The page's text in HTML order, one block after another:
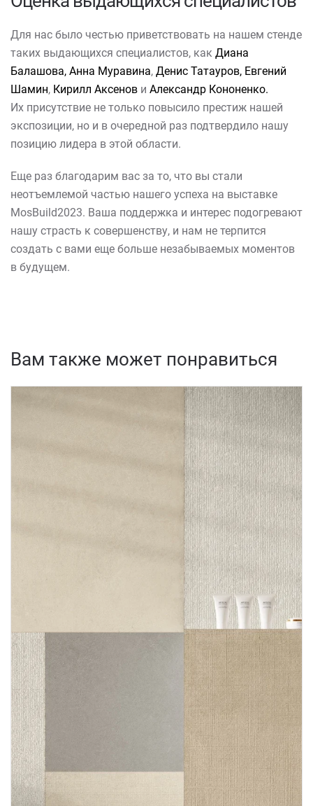
Для нас было честью приветствовать на нашем стенде
таких выдающихся специалистов, как Диана
Балашова, Анна Муравина, Денис Татауров, Евгений
Шамин, Кирилл Аксенов и Александр Кононенко.
Их присутствие не только повысило престиж нашей
экспозиции, но и в очередной раз подтвердило нашу
позицию лидера в этой области.
Еще раз благодарим вас за то, что вы стали
неотъемлемой частью нашего успеха на выставке
MosBuild2023. Ваша поддержка и интерес подогревают
нашу страсть к совершенству, и нам не терпится
создать с вами еще больше незабываемых моментов
в будущем.
Вам также может понравиться